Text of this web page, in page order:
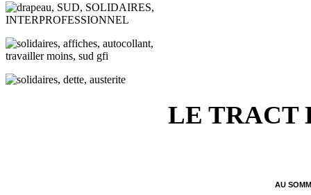
LE TRACT
AU